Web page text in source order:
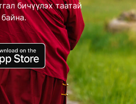
бичүүлэх таатай